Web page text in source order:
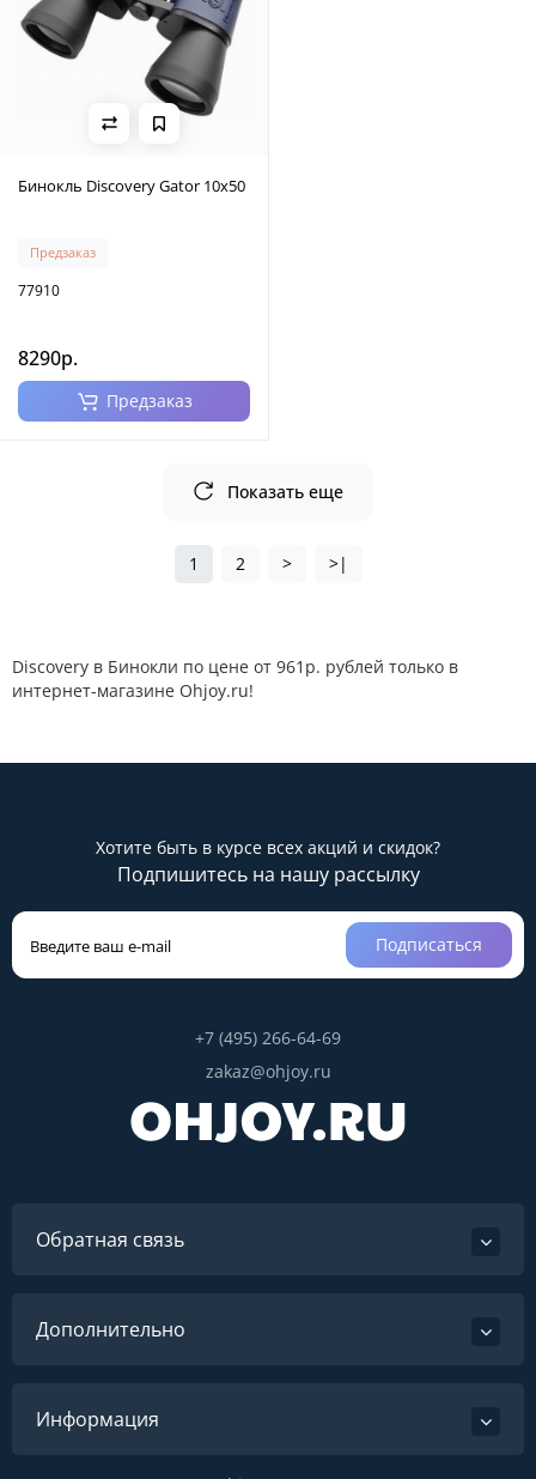
Бинокль Discovery Gator 10x50
Предзаказ
77910
8290р.
Предзаказ
Показать еще
1 2 > >|
Discovery в Бинокли по цене от 961р. рублей только в
интернет-магазине Ohjoy.ru!
Хотите быть в курсе всех акций и скидок?
Подпишитесь на нашу рассылку
Подписаться
+7 (495) 266-64-69
zakaz@ohjoy.ru
Обратная связь
Дополнительно
Информация